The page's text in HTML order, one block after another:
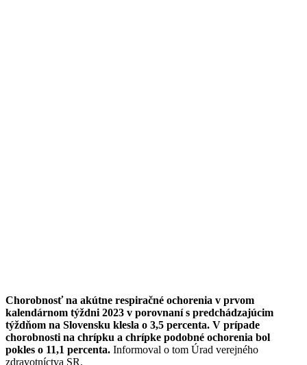
Chorobnosť na akútne respiračné ochorenia v prvom
kalendárnom týždni 2023 v porovnaní s predchádzajúcim
týždňom na Slovensku klesla o 3,5 percenta. V prípade
chorobnosti na chrípku a chrípke podobné ochorenia bol
pokles o 11,1 percenta. Informoval o tom Úrad verejného
zdravotníctva SR.